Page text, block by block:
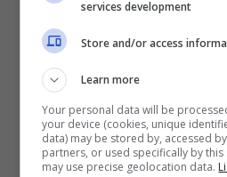
Sul suo profiloInstagram
condividere con tutti i
sua vita con i suoi 14 figli.
All’inizio di quest’anno
13 dei suoi 14 figli sono
services development
Store and/or access
Learn more
Your personal data will be
your device (cookies, unique
data) may be stored by, accessed
partners, or used specifically by
may use precise geolocation data.